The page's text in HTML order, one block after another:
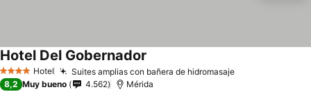
4 EstrellasHotel Suites amplias con bañera de hidromasaje
Hotel Del Gobernador
8,2 Muy bueno 4.562 Mérida